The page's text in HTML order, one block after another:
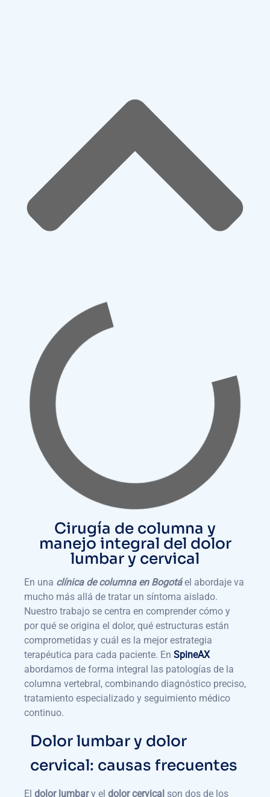
Cirugía de columna y
manejo integral del dolor
lumbar y cervical
En una clínica de columna en Bogotáel abordaje va
mucho más allá de tratar un síntoma aislado.
Nuestro trabajo se centra en comprender cómo y
por qué se origina el dolor, qué estructuras están
comprometidas y cuál es la mejor estrategia
terapéutica para cada paciente. En SpineAX
abordamos de forma integral las patologías de la
columna vertebral, combinando diagnóstico preciso,
tratamiento especializado y seguimiento médico
continuo.
Dolor lumbar y dolor
cervical: causas frecuentes
El dolor lumbary el dolor cervical son dos de los